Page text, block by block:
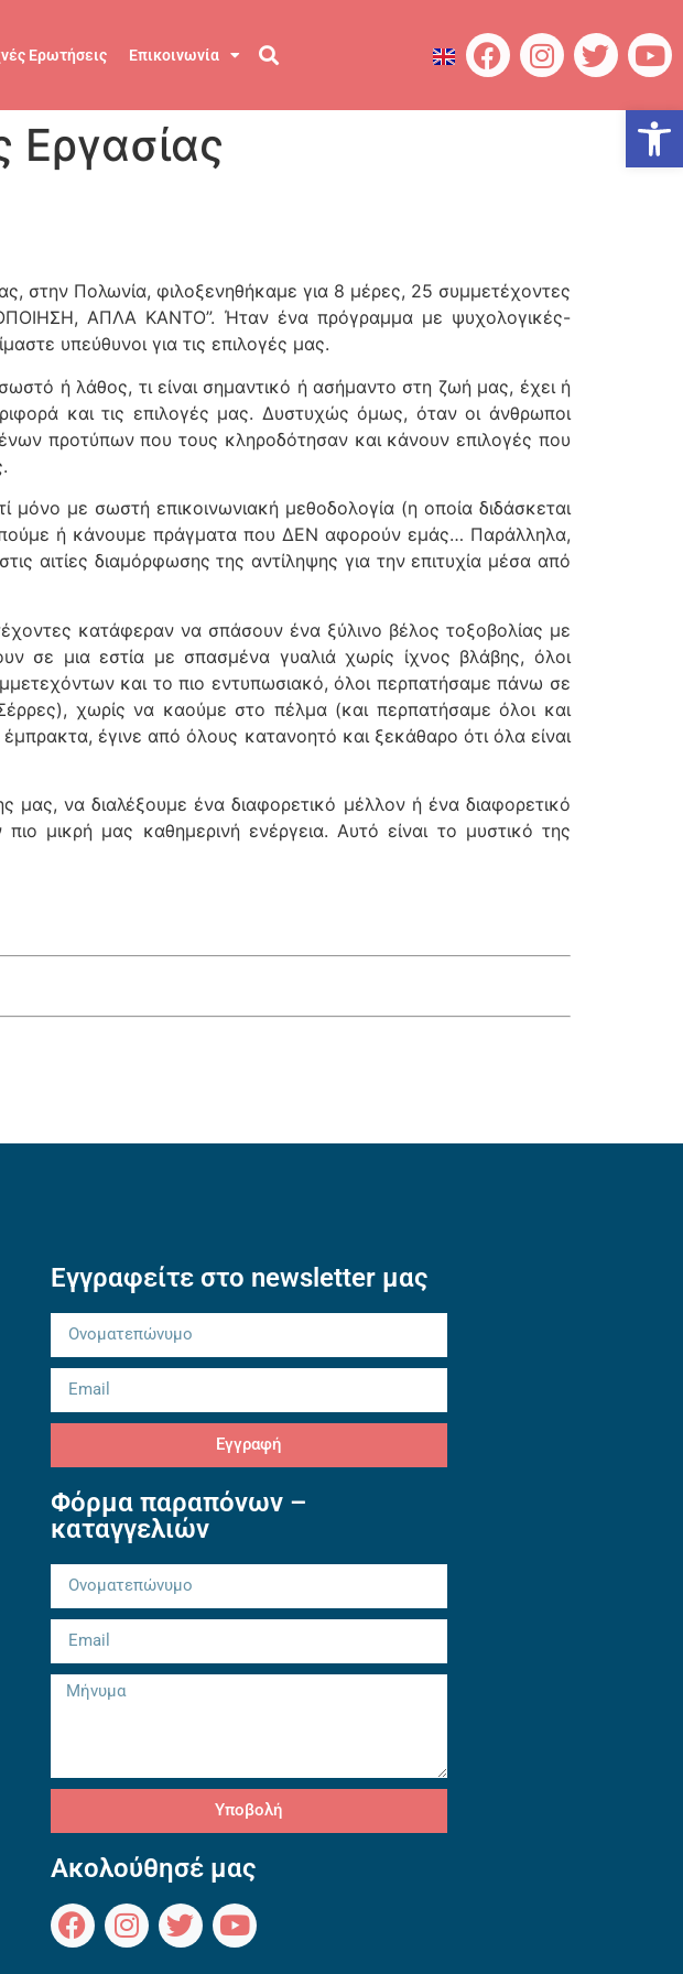
Ερωτήσεις Επικοινωνία
Εργασίας
στην Πολωνία, φιλοξενηθήκαμε για 8 μέρες, 25 συμμετέχοντες
ΑΠΛΑ ΚΑΝΤΟ”. Ήταν ένα πρόγραμμα με ψυχολογικές-
υπεύθυνοι για τις επιλογές μας.
ή λάθος, τι είναι σημαντικό ή ασήμαντο στη ζωή μας, έχει ή
και τις επιλογές μας. Δυστυχώς όμως, όταν οι άνθρωποι
προτύπων που τους κληροδότησαν και κάνουν επιλογές που
με σωστή επικοινωνιακή μεθοδολογία (η οποία διδάσκεται
πούμε ή κάνουμε πράγματα που ΔΕΝ αφορούν εμάς… Παράλληλα,
αιτίες διαμόρφωσης της αντίληψης για την επιτυχία μέσα από
κατάφεραν να σπάσουν ένα ξύλινο βέλος τοξοβολίας με
σε μια εστία με σπασμένα γυαλιά χωρίς ίχνος βλάβης, όλοι
και το πιο εντυπωσιακό, όλοι περπατήσαμε πάνω σε
χωρίς να καούμε στο πέλμα (και περπατήσαμε όλοι και
έγινε από όλους κατανοητό και ξεκάθαρο ότι όλα είναι
να διαλέξουμε ένα διαφορετικό μέλλον ή ένα διαφορετικό
μικρή μας καθημερινή ενέργεια. Αυτό είναι το μυστικό της
Εγγραφείτε στο newsletter μας
Εγγραφή
Φόρμα παραπόνων –
καταγγελιών
Υποβολή
Ακολούθησέ μας